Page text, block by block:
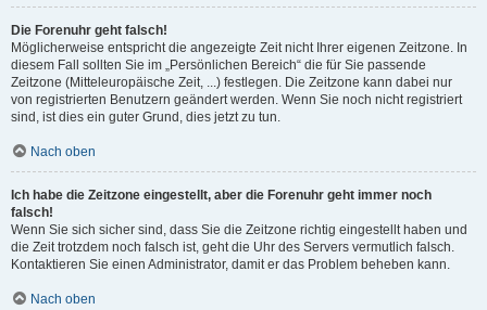
Die Forenuhr geht falsch!
Möglicherweise entspricht die angezeigte Zeit nicht Ihrer eigenen Zeitzone. In
diesem Fall sollten Sie im „Persönlichen Bereich“ die für Sie passende
Zeitzone (Mitteleuropäische Zeit, ...) festlegen. Die Zeitzone kann dabei nur
von registrierten Benutzern geändert werden. Wenn Sie noch nicht registriert
sind, ist dies ein guter Grund, dies jetzt zu tun.
Nach oben
Ich habe die Zeitzone eingestellt, aber die Forenuhr geht immer noch
falsch!
Wenn Sie sich sicher sind, dass Sie die Zeitzone richtig eingestellt haben und
die Zeit trotzdem noch falsch ist, geht die Uhr des Servers vermutlich falsch.
Kontaktieren Sie einen Administrator, damit er das Problem beheben kann.
Nach oben